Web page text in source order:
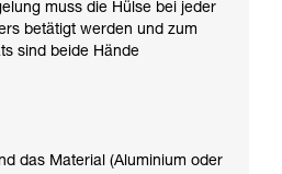
muss die Hülse bei jeder
betätigt werden und zum
sind beide Hände
das Material (Aluminium oder